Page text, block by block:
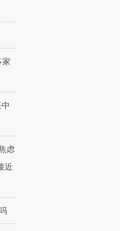
家
虑
近